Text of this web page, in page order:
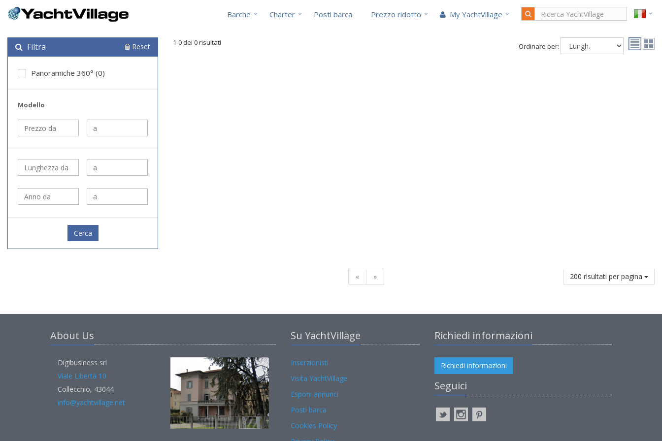
Barche Charter Posti barca Prezzo ridotto My YachtVillage
Filtra Reset
Panoramiche 360° (0)
Modello
Cerca
1-0 dei 0 risultati Ordinare per:
« » 200 risultati per pagina
About Us
Digibusiness srl
Viale Libertà 10
Collecchio, 43044
info@yachtvillage.net
Su YachtVillage
Inserzionisti
Visita YachtVillage
Esponi annunci
Posti barca
Cookies Policy
Richiedi informazioni
Richiedi informazioni
Seguici